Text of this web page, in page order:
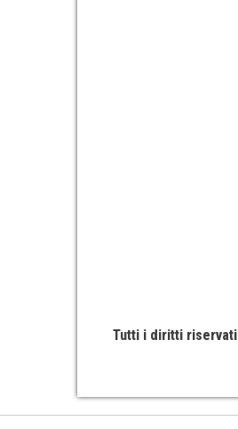
Tutti i diritti riservati